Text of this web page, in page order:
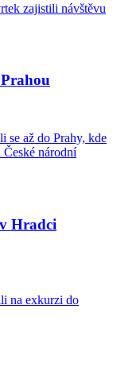
zajistili návštěvu
se až do Prahy, kde
České národní
Hradci
na exkurzi do